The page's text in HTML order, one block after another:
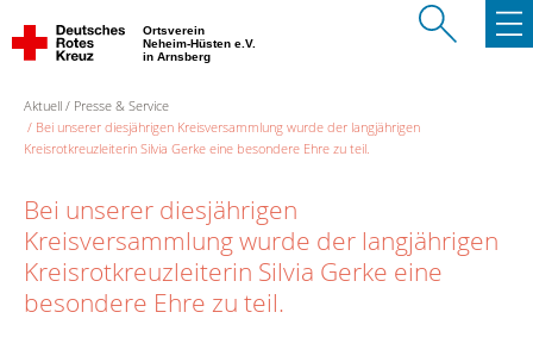
Ortsverein
Neheim-Hüsten e.V.
in Arnsberg
Aktuell
Presse & Service
Bei unserer diesjährigen Kreisversammlung wurde der langjährigen
Kreisrotkreuzleiterin Silvia Gerke eine besondere Ehre zu teil.
Bei unserer diesjährigen
Kreisversammlung wurde der langjährigen
Kreisrotkreuzleiterin Silvia Gerke eine
besondere Ehre zu teil.